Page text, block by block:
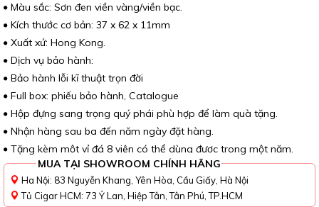
Màu sắc: Sơn đen viền vàng/viền bạc.
Kích thước cơ bản: 37 x 62 x 11mm
Xuất xứ: Hong Kong.
Dịch vụ bảo hành:
Bảo hành lỗi kĩ thuật trọn đời
Full box: phiếu bảo hành, Catalogue
Hộp đựng sang trọng quý phái phù hợp để làm quà tặng.
Nhận hàng sau ba đến năm ngày đặt hàng.
Tặng kèm một vỉ đá 8 viên có thể dùng được trong một năm.
MUA TẠI SHOWROOM CHÍNH HÃNG
Ha Nội: 83 Nguyễn Khang, Yên Hòa, Cầu Giấy, Hà Nội
Tủ Cigar HCM: 73 Ỷ Lan, Hiệp Tân, Tân Phú, TP.HCM